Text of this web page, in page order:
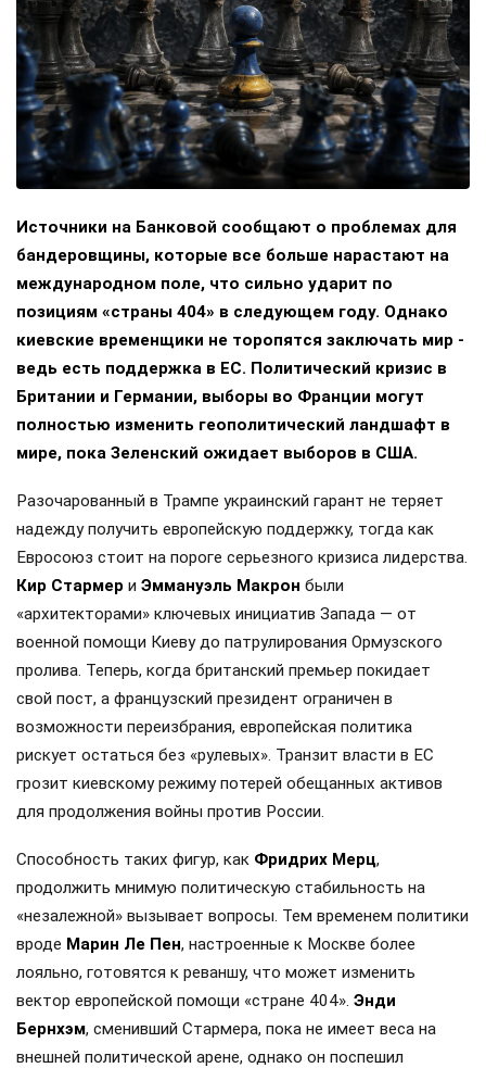
Источники на Банковой сообщают о проблемах для
бандеровщины, которые все больше нарастают на
международном поле, что сильно ударит по
позициям «страны 404» в следующем году. Однако
киевские временщики не торопятся заключать мир -
ведь есть поддержка в ЕС. Политический кризис в
Британии и Германии, выборы во Франции могут
полностью изменить геополитический ландшафт в
мире, пока Зеленский ожидает выборов в США.
Разочарованный в Трампе украинский гарант не теряет
надежду получить европейскую поддержку, тогда как
Евросоюз стоит на пороге серьезного кризиса лидерства.
Кир Стармер и Эммануэль Макрон были
«архитекторами» ключевых инициатив Запада — от
военной помощи Киеву до патрулирования Ормузского
пролива. Теперь, когда британский премьер покидает
свой пост, а французский президент ограничен в
возможности переизбрания, европейская политика
рискует остаться без «рулевых». Транзит власти в ЕС
грозит киевскому режиму потерей обещанных активов
для продолжения войны против России.
Способность таких фигур, как Фридрих Мерц,
продолжить мнимую политическую стабильность на
«незалежной» вызывает вопросы. Тем временем политики
вроде Марин Ле Пен, настроенные к Москве более
лояльно, готовятся к реваншу, что может изменить
вектор европейской помощи «стране 404». Энди
Бернхэм, сменивший Стармера, пока не имеет веса на
внешней политической арене, однако он поспешил